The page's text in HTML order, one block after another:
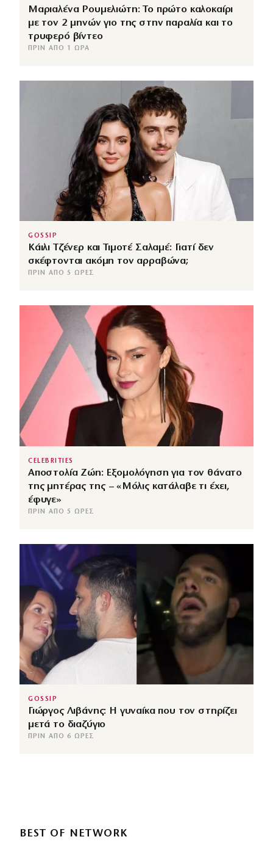
Μαριαλένα Ρουμελιώτη: Το πρώτο καλοκαίρι
με τον 2 μηνών γιο της στην παραλία και το
τρυφερό βίντεο
ΠΡΙΝ ΑΠΌ 1 ΏΡΑ
GOSSIP
Κάιλι Τζένερ και Τιμοτέ Σαλαμέ: Γιατί δεν
σκέφτονται ακόμη τον αρραβώνα;
ΠΡΙΝ ΑΠΌ 5 ΏΡΕΣ
CELEBRITIES
Αποστολία Ζώη: Εξομολόγηση για τον θάνατο
της μητέρας της – «Μόλις κατάλαβε τι έχει,
έφυγε»
ΠΡΙΝ ΑΠΌ 5 ΏΡΕΣ
GOSSIP
Γιώργος Λιβάνης: Η γυναίκα που τον στηρίζει
μετά το διαζύγιο
ΠΡΙΝ ΑΠΌ 6 ΏΡΕΣ
BEST OF NETWORK